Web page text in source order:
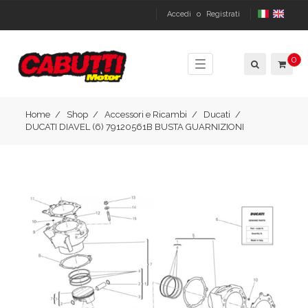
Accedi o Registrati
Toggle
navigation
0
Home Shop Accessori e Ricambi
Ducati
DUCATI DIAVEL (6) 79120561B BUSTA GUARNIZIONI